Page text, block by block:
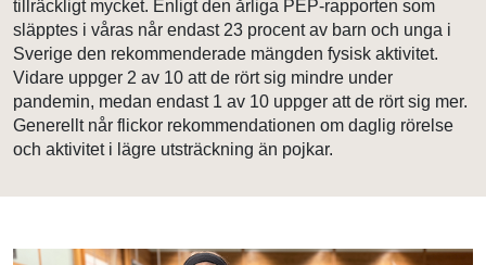
tillräckligt mycket. Enligt den årliga PEP-rapporten som
släpptes i våras når endast 23 procent av barn och unga i
Sverige den rekommenderade mängden fysisk aktivitet.
Vidare uppger 2 av 10 att de rört sig mindre under
pandemin, medan endast 1 av 10 uppger att de rört sig mer.
Generellt når flickor rekommendationen om daglig rörelse
och aktivitet i lägre utsträckning än pojkar.